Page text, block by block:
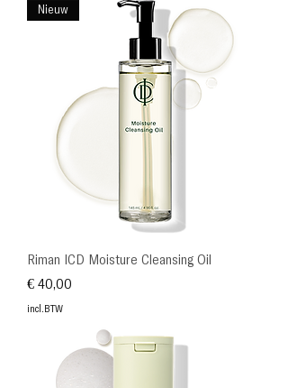
Nieuw
Riman ICD Moisture Cleansing Oil
Prijs
€ 40,00
incl.BTW